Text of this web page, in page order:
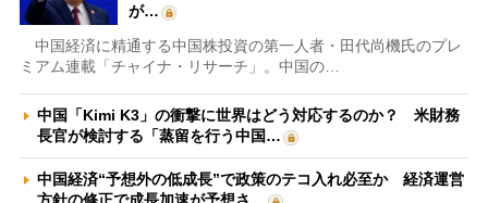
が…
中国経済に精通する中国株投資の第一人者・田代尚機氏のプレ
ミアム連載「チャイナ・リサーチ」。中国の…
中国「Kimi K3」の衝撃に世界はどう対応するのか？ 米財務
長官が検討する「蒸留を行う中国…
中国経済“予想外の低成長”で政策のテコ入れ必至か 経済運営